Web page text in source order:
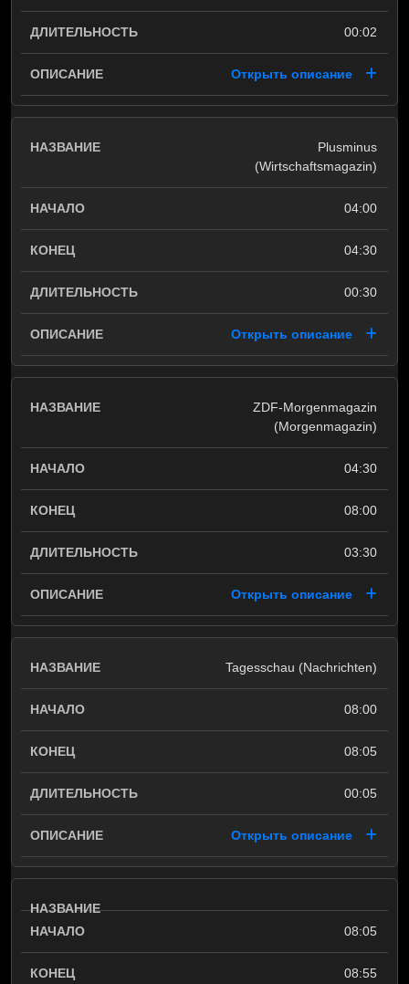
00:02
Открыть описание
Plusminus
(Wirtschaftsmagazin)
04:00
04:30
00:30
Открыть описание
ZDF-Morgenmagazin
(Morgenmagazin)
04:30
08:00
03:30
Открыть описание
Tagesschau (Nachrichten)
08:00
08:05
00:05
Открыть описание
08:05
08:55